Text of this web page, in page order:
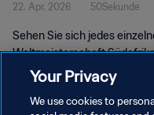
22. Apr. 2026 50Sekunde
Sehen Sie sich jedes
Weltmeisterschaft
Your Privacy
We use cookies to